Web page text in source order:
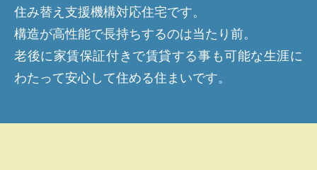
住み替え支援機構対応住宅です。
構造が高性能で長持ちするのは当たり前。
老後に家賃保証付きで賃貸する事も可能な生涯に
わたって安心して住める住まいです。